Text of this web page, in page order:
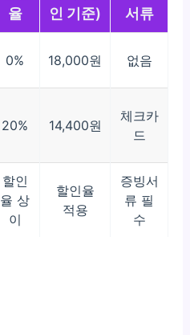
율
인 기준)
서류
0% 18,000원 없음
20% 14,400원
체크카
드
할인
율 상
이
할인율
적용
증빙서
류 필
수